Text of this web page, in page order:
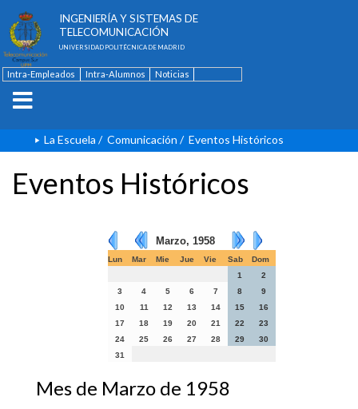
INGENIERÍA Y SISTEMAS DE
TELECOMUNICACIÓN
UNIVERSIDAD POLITÉCNICA DE MADRID
Intra-Empleados Intra-Alumnos
Noticias
La Escuela / Comunicación / Eventos Históricos
Eventos Históricos
Marzo, 1958
Lun Mar Mie Jue Vie Sab
Dom
1
2
3
4 5 6 7 8
9
10
11 12 13 14 15
16
17
18 19 20 21 22
23
24
25 26 27 28 29
30
31
Mes de Marzo de 1958